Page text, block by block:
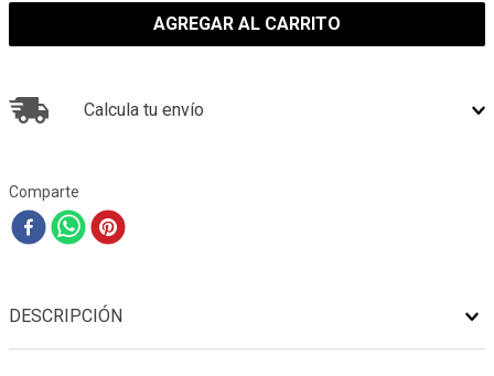
AGREGAR AL CARRITO
Calcula tu envío
Comparte
DESCRIPCIÓN